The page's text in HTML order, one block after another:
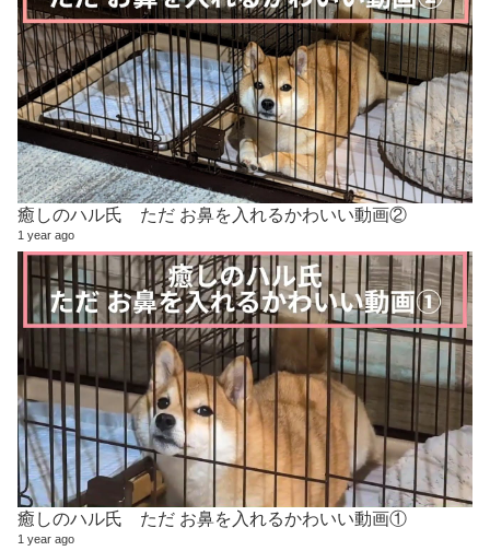
癒しのハル氏 ただ お鼻を入れるかわいい動画②
1 year ago
癒しのハル氏 ただ お鼻を入れるかわいい動画①
1 year ago